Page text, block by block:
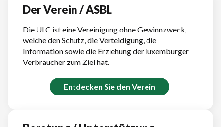
Der Verein / ASBL
Die ULC ist eine Vereinigung ohne Gewinnzweck,
welche den Schutz, die Verteidigung, die
Information sowie die Erziehung der luxemburger
Verbraucher zum Ziel hat.
Entdecken Sie den Verein